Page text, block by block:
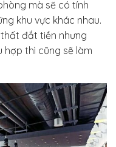
mà sẽ có tính
khu vực khác nhau.
đắt tiền nhưng
hợp thì cũng sẽ làm